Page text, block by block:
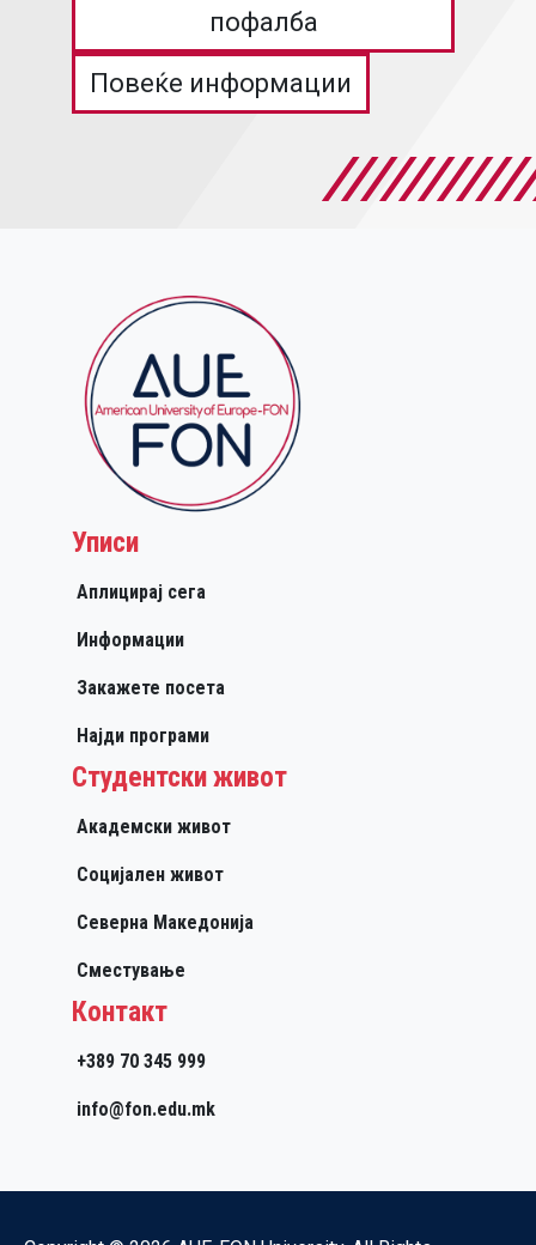
пофалба
Повеќе информации
Уписи
Аплицирај сега
Информации
Закажете посета
Најди програми
Студентски живот
Академски живот
Социјален живот
Северна Македонија
Сместување
Контакт
+389 70 345 999
info@fon.edu.mk